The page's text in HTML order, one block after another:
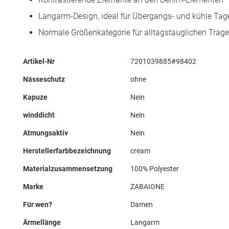
Langarm-Design, ideal für Übergangs- und kühle
Normale Größenkategorie für alltagstauglichen
Mehr
Artikel-Nr 7201039885#98402
Nässeschutz ohne
Kapuze Nein
winddicht Nein
Atmungsaktiv Nein
Herstellerfarbbezeichnung cream
Materialzusammensetzung 100% Polyester
Marke ZABAIONE
Für wen? Damen
Ärmellänge Langarm